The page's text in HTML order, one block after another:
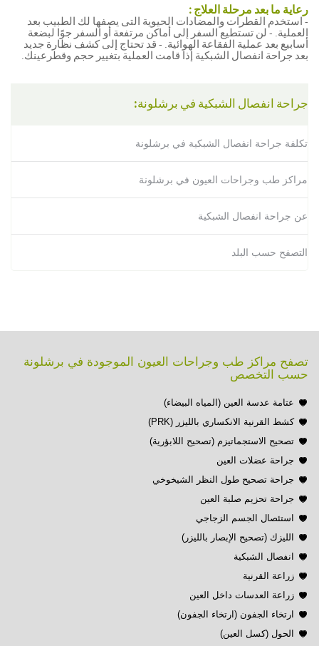
رعاية ما بعد مرحلة العلاج :
- استخدم القطرات والمضادات الحيوية التى يصفها لك الطبيب بعد
العملية. - لن تستطيع السفر إلى أماكن مرتفعة أو السفر جوًا لبضعة
أسابيع بعد عملية الفقاعة الهوائية. - قد تحتاج إلى كشف نظارة جديد
بعد جراحة انفصال الشبكية إذا قامت العملية بتغيير حجم وقطرعينك.
جراحة انفصال الشبكية في برشلونة:
تكلفة جراحة انفصال الشبكية في برشلونة
مراكز طب وجراحات العيون في برشلونة
عن جراحة انفصال الشبكية
التصفح حسب البلد
تصفح مراكز طب وجراحات العيون الموجودة في برشلونة
حسب التخصص
عتامة عدسة العين (المياه البيضاء)
كشط القرنية الانكساري بالليزر (PRK)
تصحيح الاستجماتيزم (تصحيح اللابؤرية)
جراحة عضلات العين
جراحة تصحيح طول النظر الشيخوخي
جراحة تحزيم صلبة العين
استئصال الجسم الزجاجي
الليزك (تصحيح الإبصار بالليزر)
انفصال الشبكية
زراعة القرنية
زراعة العدسات داخل العين
ارتخاء الجفون (ارتخاء الجفون)
الحول (كسل العين)